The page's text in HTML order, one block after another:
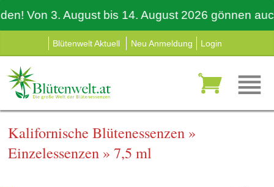
Von 3. August bis 14. August 2026 gönnen auch
Blütenwelt Aktuell Neu Anmeldung Login
Kalifornische Blütenessenzen »
Einzelessenzen » 7,5 ml